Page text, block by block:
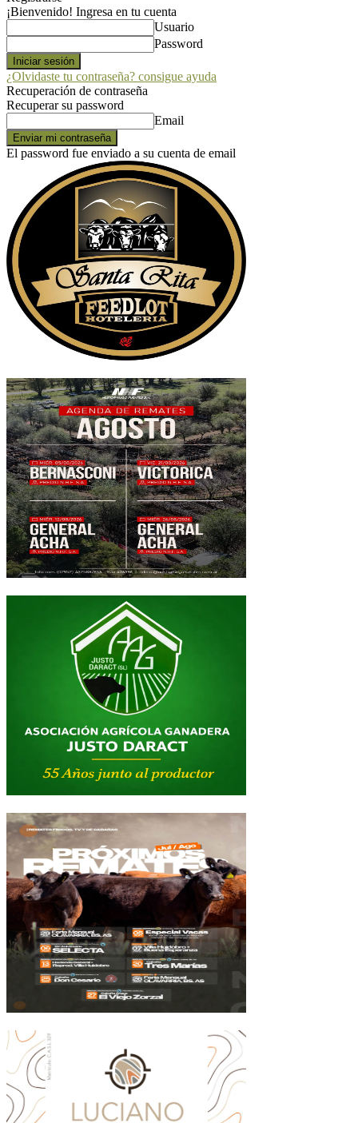
¡Bienvenido! Ingresa en tu cuenta
Usuario
Password
¿Olvidaste tu contraseña? consigue ayuda
Recuperación de contraseña
Recuperar su password
Email
El password fue enviado a su cuenta de email